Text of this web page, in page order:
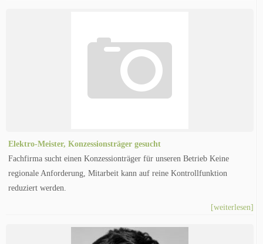
Elektro-Meister, Konzessionsträger gesucht
Fachfirma sucht einen Konzessionträger für unseren Betrieb Keine
regionale Anforderung, Mitarbeit kann auf reine Kontrollfunktion
reduziert werden.
[weiterlesen]